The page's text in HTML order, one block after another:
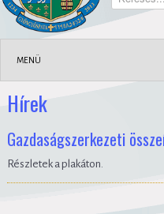
MENÜ
Hírek
Gazdaságszerkezeti
Részletek a plakáton.